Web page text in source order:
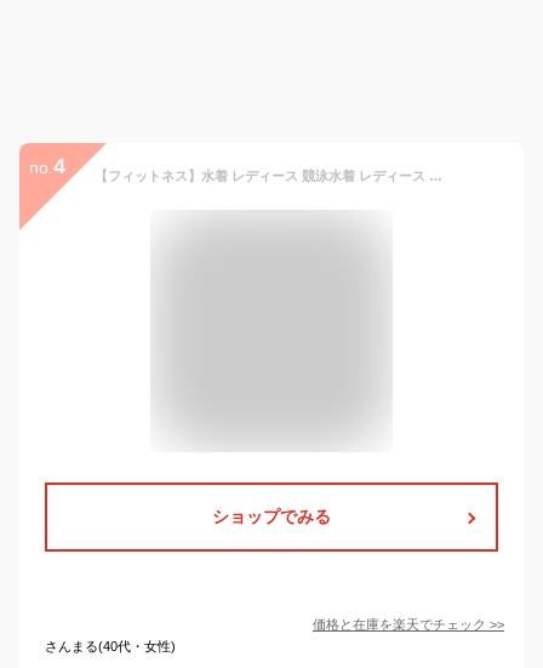
no. 4 【フィットネス】水着 レディース 競泳水着 レディース ビキニ 水着 スパッツ スイミング ダイエット 健康 胸パッド付き 練習 ワンピース スイムウェア 小胸 バスト 盛れる 大人 ミセス セクシー かわいい クール 黒 白
ショップでみる
価格と在庫を楽天でチェック >>
さんまる(40代・女性)